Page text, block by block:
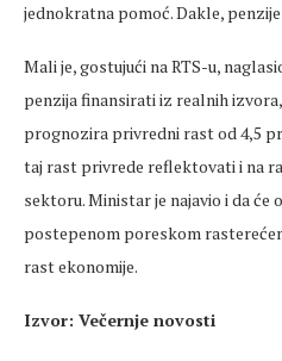
jednokratna pomoć. Dakle,
Mali je, gostujući na RTS-u,
penzija finansirati iz realnih
prognozira privredni rast od 4,5
taj rast privrede reflektovati i na
sektoru. Ministar je najavio i da će
postepenom poreskom
rast ekonomije.
Izvor: Večernje novosti